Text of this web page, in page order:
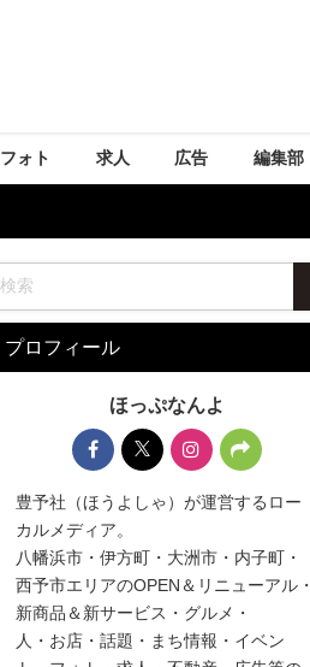
フォト 求人 広告 編集部
プロフィール
ほっぷなんよ
豊予社（ほうよしゃ）が運営するロー
カルメディア。
八幡浜市・伊方町・大洲市・内子町・
西予市エリアのOPEN＆リニューアル・
新商品＆新サービス・グルメ・
人・お店・話題・まち情報・イベン